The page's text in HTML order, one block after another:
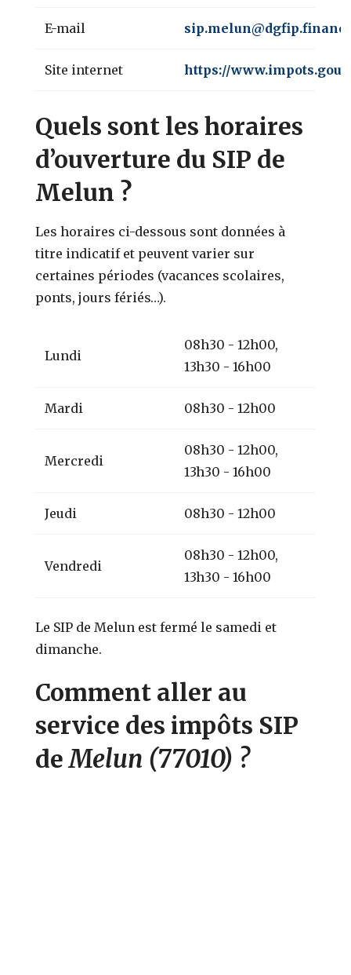
E-mail
Site internet https://
Quels sont les horaires
d’ouverture du SIP de
Melun ?
Les horaires ci-dessous sont données à
titre indicatif et peuvent varier sur
certaines périodes (vacances scolaires,
ponts, jours fériés…).
Lundi
08h30 - 12h00,
13h30 - 16h00
Mardi 08h30 - 12h00
Mercredi
08h30 - 12h00,
13h30 - 16h00
Jeudi 08h30 - 12h00
Vendredi
08h30 - 12h00,
13h30 - 16h00
Le SIP de Melun est fermé le samedi et
dimanche.
Comment aller au
service des impôts SIP
deMelun (77010) ?